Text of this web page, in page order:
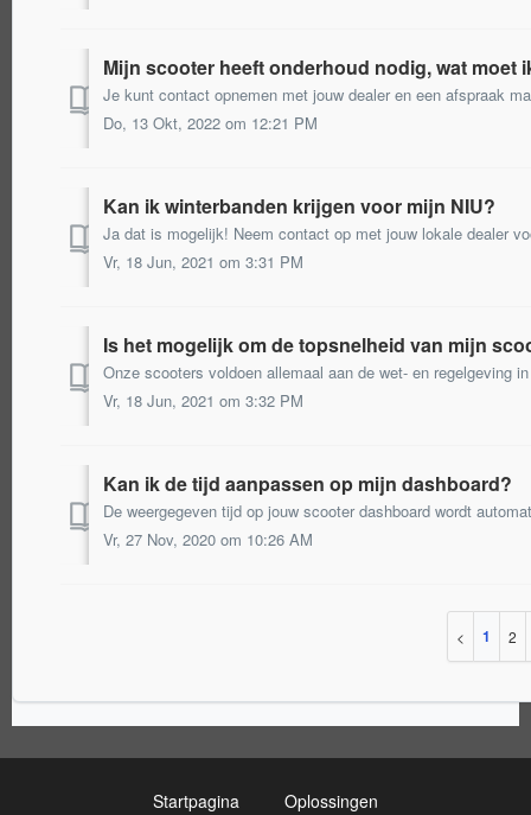
Mijn scooter heeft onderhoud nodig, wat moet
Do, 13 Okt, 2022 om 12:21 PM
Kan ik winterbanden krijgen voor mijn NIU?
Ja dat is mogelijk! Neem contact op met jouw lokale dealer
Vr, 18 Jun, 2021 om 3:31 PM
Is het mogelijk om de topsnelheid van mijn
Vr, 18 Jun, 2021 om 3:32 PM
Kan ik de tijd aanpassen op mijn dashboard?
Vr, 27 Nov, 2020 om 10:26 AM
1 2
Startpagina Oplossingen